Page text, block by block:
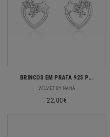
BRINCOS EM PRATA 925 PRATEADOS CORAÇÕES COM ZIRCONIAS
Fornecedor:
VELVET BY NANÁ
Preço
22,00€